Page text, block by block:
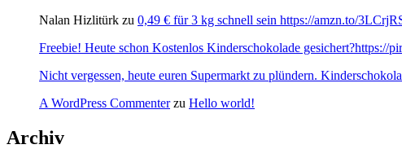
Nalan Hizlitürk zu 0,49 € für 3 kg schnell sein https://amzn.to/
Freebie! Heute schon Kostenlos Kinderschokolade gesichert?https://
Nicht vergessen, heute euren Supermarkt zu plündern.
A WordPress Commenterzu Hello world!
Archiv